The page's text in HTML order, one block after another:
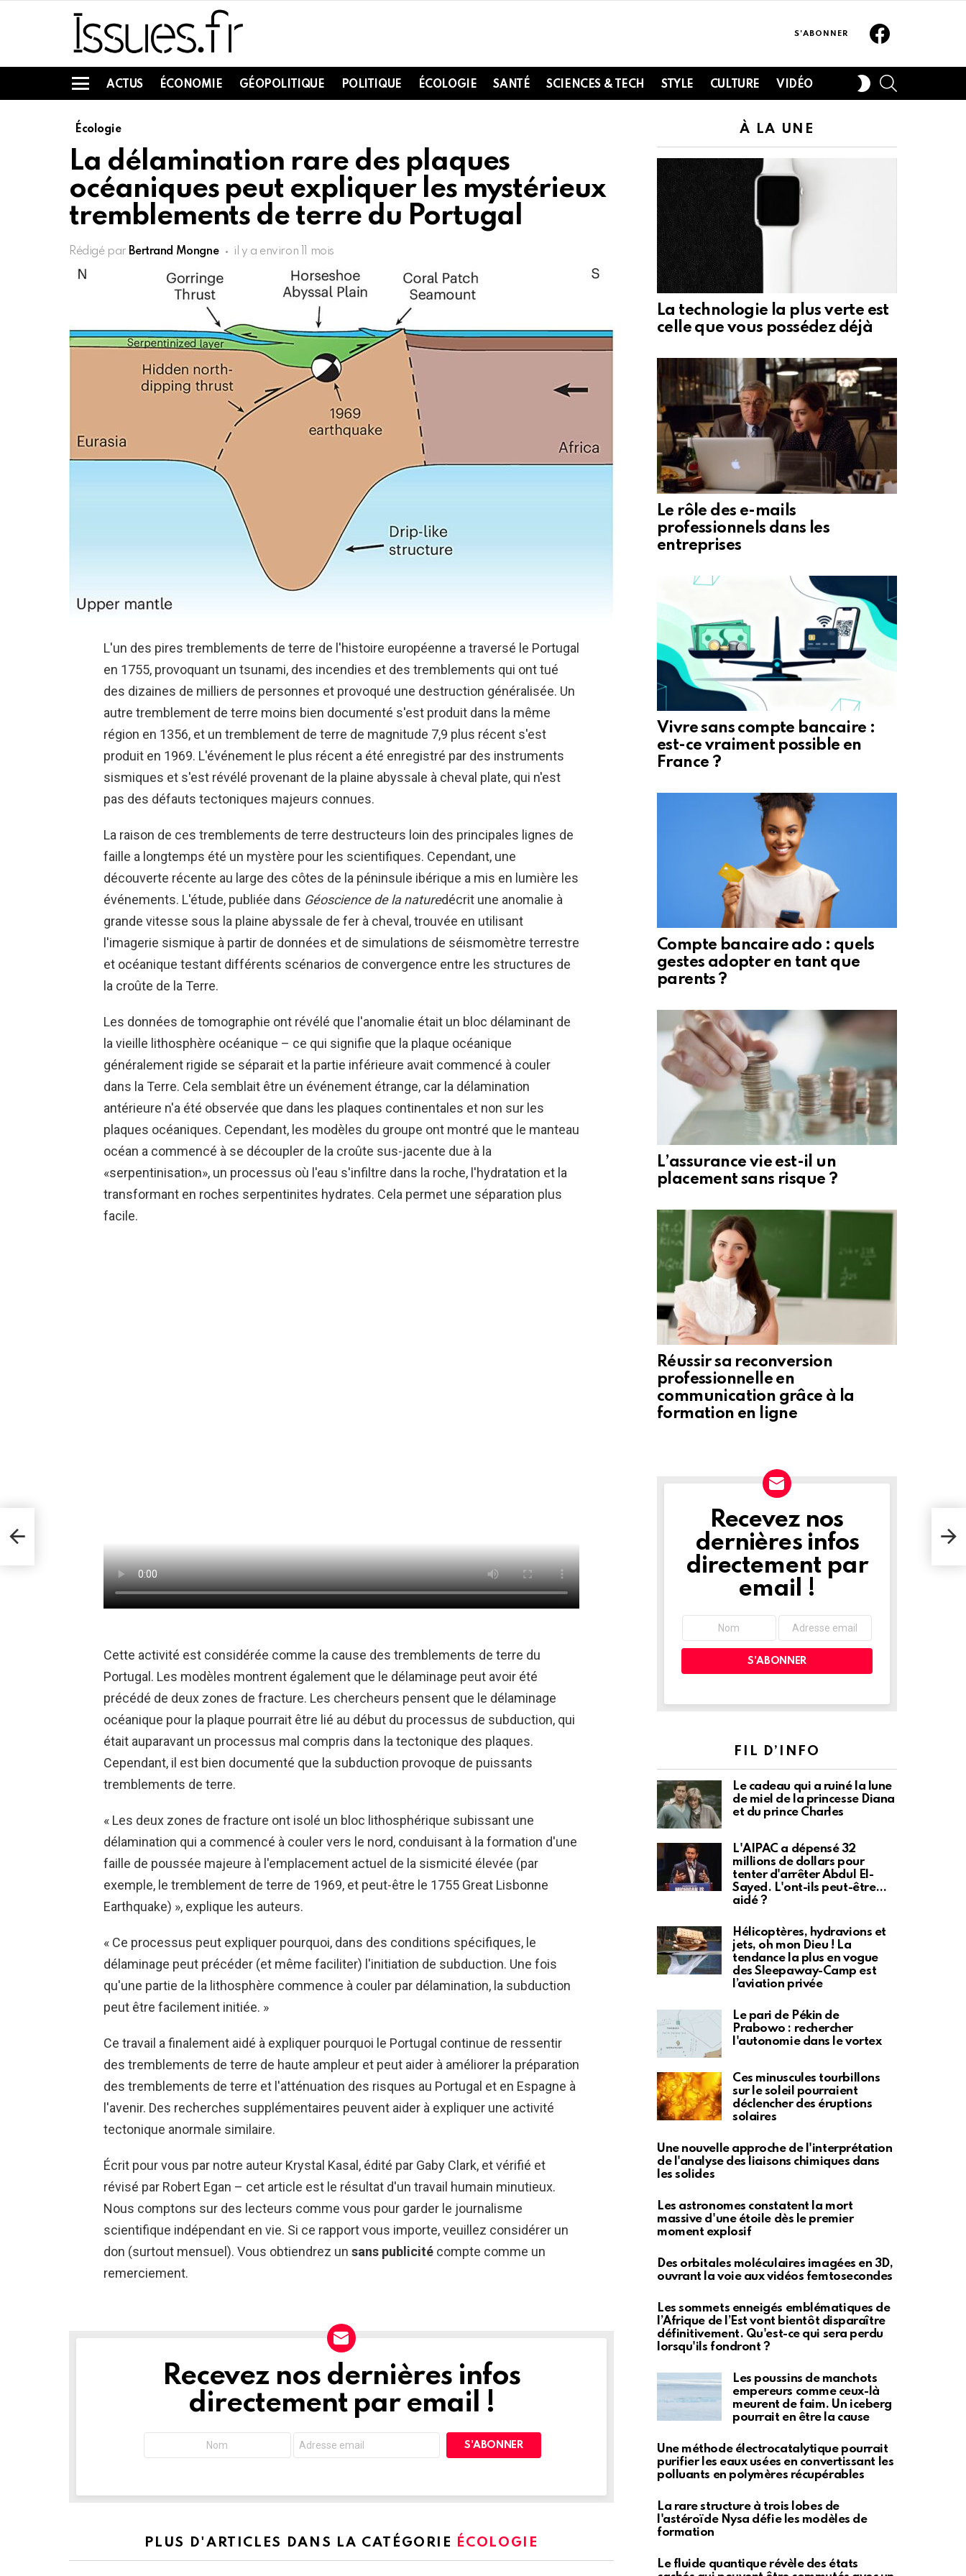
S'ABONNER
Menu
ACTUS ÉCONOMIE GÉOPOLITIQUE POLITIQUE ÉCOLOGIE SANTÉ SCIENCES & TECH STYLE CULTURE VIDÉO
SWITCH
SKIN
Écologie
La délamination rare des plaques
océaniques peut expliquer les mystérieux
tremblements de terre du Portugal
Rédigé par Bertrand Mongne il y a environ 11 mois
L'un des pires tremblements de terre de l'histoire européenne a traversé le Portugal
en 1755, provoquant un tsunami, des incendies et des tremblements qui ont tué
des dizaines de milliers de personnes et provoqué une destruction généralisée. Un
autre tremblement de terre moins bien documenté s'est produit dans la même
région en 1356, et un tremblement de terre de magnitude 7,9 plus récent s'est
produit en 1969. L'événement le plus récent a été enregistré par des instruments
sismiques et s'est révélé provenant de la plaine abyssale à cheval plate, qui n'est
pas des défauts tectoniques majeurs connues.
La raison de ces tremblements de terre destructeurs loin des principales lignes de
faille a longtemps été un mystère pour les scientifiques. Cependant, une
découverte récente au large des côtes de la péninsule ibérique a mis en lumière les
événements. L'étude, publiée dans Géoscience de la naturedécrit une anomalie à
grande vitesse sous la plaine abyssale de fer à cheval, trouvée en utilisant
l'imagerie sismique à partir de données et de simulations de séismomètre terrestre
et océanique testant différents scénarios de convergence entre les structures de
la croûte de la Terre.
Les données de tomographie ont révélé que l'anomalie était un bloc délaminant de
la vieille lithosphère océanique – ce qui signifie que la plaque océanique
généralement rigide se séparait et la partie inférieure avait commencé à couler
dans la Terre. Cela semblait être un événement étrange, car la délamination
antérieure n'a été observée que dans les plaques continentales et non sur les
plaques océaniques. Cependant, les modèles du groupe ont montré que le manteau
océan a commencé à se découpler de la croûte sus-jacente due à la
«serpentinisation», un processus où l'eau s'infiltre dans la roche, l'hydratation et la
transformant en roches serpentinites hydrates. Cela permet une séparation plus
facile.
Cette activité est considérée comme la cause des tremblements de terre du
Portugal. Les modèles montrent également que le délaminage peut avoir été
précédé de deux zones de fracture. Les chercheurs pensent que le délaminage
océanique pour la plaque pourrait être lié au début du processus de subduction, qui
était auparavant un processus mal compris dans la tectonique des plaques.
Cependant, il est bien documenté que la subduction provoque de puissants
tremblements de terre.
« Les deux zones de fracture ont isolé un bloc lithosphérique subissant une
délamination qui a commencé à couler vers le nord, conduisant à la formation d'une
faille de poussée majeure à l'emplacement actuel de la sismicité élevée (par
exemple, le tremblement de terre de 1969, et peut-être le 1755 Great Lisbonne
Earthquake) », explique les auteurs.
« Ce processus peut expliquer pourquoi, dans des conditions spécifiques, le
délaminage peut précéder (et même faciliter) l'initiation de subduction. Une fois
qu'une partie de la lithosphère commence à couler par délamination, la subduction
peut être facilement initiée. »
Ce travail a finalement aidé à expliquer pourquoi le Portugal continue de ressentir
des tremblements de terre de haute ampleur et peut aider à améliorer la préparation
des tremblements de terre et l'atténuation des risques au Portugal et en Espagne à
l'avenir. Des recherches supplémentaires peuvent aider à expliquer une activité
tectonique anormale similaire.
Écrit pour vous par notre auteur Krystal Kasal, édité par Gaby Clark, et vérifié et
révisé par Robert Egan – cet article est le résultat d'un travail humain minutieux.
Nous comptons sur des lecteurs comme vous pour garder le journalisme
scientifique indépendant en vie. Si ce rapport vous importe, veuillez considérer un
don (surtout mensuel). Vous obtiendrez un sans publicité compte comme un
remerciement.
NEWSLETTERRecevez nos dernières infos
directement par email !
PLUS D'ARTICLES DANS LA CATÉGORIE ÉCOLOGIE
À LA UNE
La technologie la plus verte est
celle que vous possédez déjà
Le rôle des e-mails
professionnels dans les
entreprises
Vivre sans compte bancaire :
est-ce vraiment possible en
France ?
Compte bancaire ado : quels
gestes adopter en tant que
parents ?
L’assurance vie est-il un
placement sans risque ?
Réussir sa reconversion
professionnelle en
communication grâce à la
formation en ligne
NEWSLETTER
Recevez nos
dernières infos
directement par
email !
FIL D’INFO
Le cadeau qui a ruiné la lune
de miel de la princesse Diana
et du prince Charles
L'AIPAC a dépensé 32
millions de dollars pour
tenter d'arrêter Abdul El-
Sayed. L'ont-ils peut-être…
aidé ?
Hélicoptères, hydravions et
jets, oh mon Dieu ! La
tendance la plus en vogue
des Sleepaway-Camp est
l’aviation privée
Le pari de Pékin de
Prabowo : rechercher
l'autonomie dans le vortex
Ces minuscules tourbillons
sur le soleil pourraient
déclencher des éruptions
solaires
Une nouvelle approche de l'interprétation
de l'analyse des liaisons chimiques dans
les solides
Les astronomes constatent la mort
massive d'une étoile dès le premier
moment explosif
Des orbitales moléculaires imagées en 3D,
ouvrant la voie aux vidéos femtosecondes
Les sommets enneigés emblématiques de
l’Afrique de l’Est vont bientôt disparaître
définitivement. Qu'est-ce qui sera perdu
lorsqu'ils fondront ?
Les poussins de manchots
empereurs comme ceux-là
meurent de faim. Un iceberg
pourrait en être la cause
Une méthode électrocatalytique pourrait
purifier les eaux usées en convertissant les
polluants en polymères récupérables
La rare structure à trois lobes de
l'astéroïde Nysa défie les modèles de
formation
Le fluide quantique révèle des états